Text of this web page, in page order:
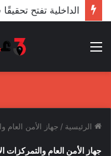
الرئيسية / جهاز الأمن العام
جهاز الأمن العام والتمركزات